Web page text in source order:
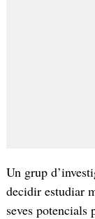
Un grup
decidir estudiar
seves potencials